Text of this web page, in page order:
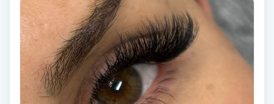
Katun fransar
Kemisk peeling